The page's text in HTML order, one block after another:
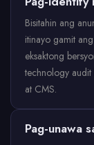
Bisitahin ang
itinayo gamit
eksaktong
technology
at CMS.
Pag-unawa